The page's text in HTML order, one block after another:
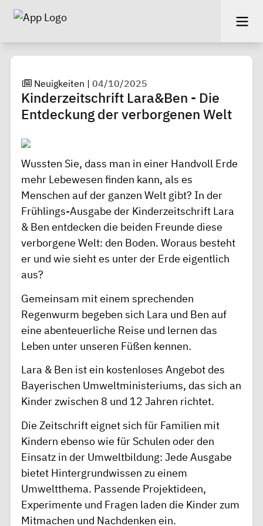
Neuigkeiten |04/10/2025
Kinderzeitschrift Lara&Ben - Die
Entdeckung der verborgenen Welt
Wussten Sie, dass man in einer Handvoll Erde
mehr Lebewesen finden kann, als es
Menschen auf der ganzen Welt gibt? In der
Frühlings-Ausgabe der Kinderzeitschrift Lara
& Ben entdecken die beiden Freunde diese
verborgene Welt: den Boden. Woraus besteht
er und wie sieht es unter der Erde eigentlich
aus?
Gemeinsam mit einem sprechenden
Regenwurm begeben sich Lara und Ben auf
eine abenteuerliche Reise und lernen das
Leben unter unseren Füßen kennen.
Lara & Ben ist ein kostenloses Angebot des
Bayerischen Umweltministeriums, das sich an
Kinder zwischen 8 und 12 Jahren richtet.
Die Zeitschrift eignet sich für Familien mit
Kindern ebenso wie für Schulen oder den
Einsatz in der Umweltbildung: Jede Ausgabe
bietet Hintergrundwissen zu einem
Umweltthema. Passende Projektideen,
Experimente und Fragen laden die Kinder zum
Mitmachen und Nachdenken ein.